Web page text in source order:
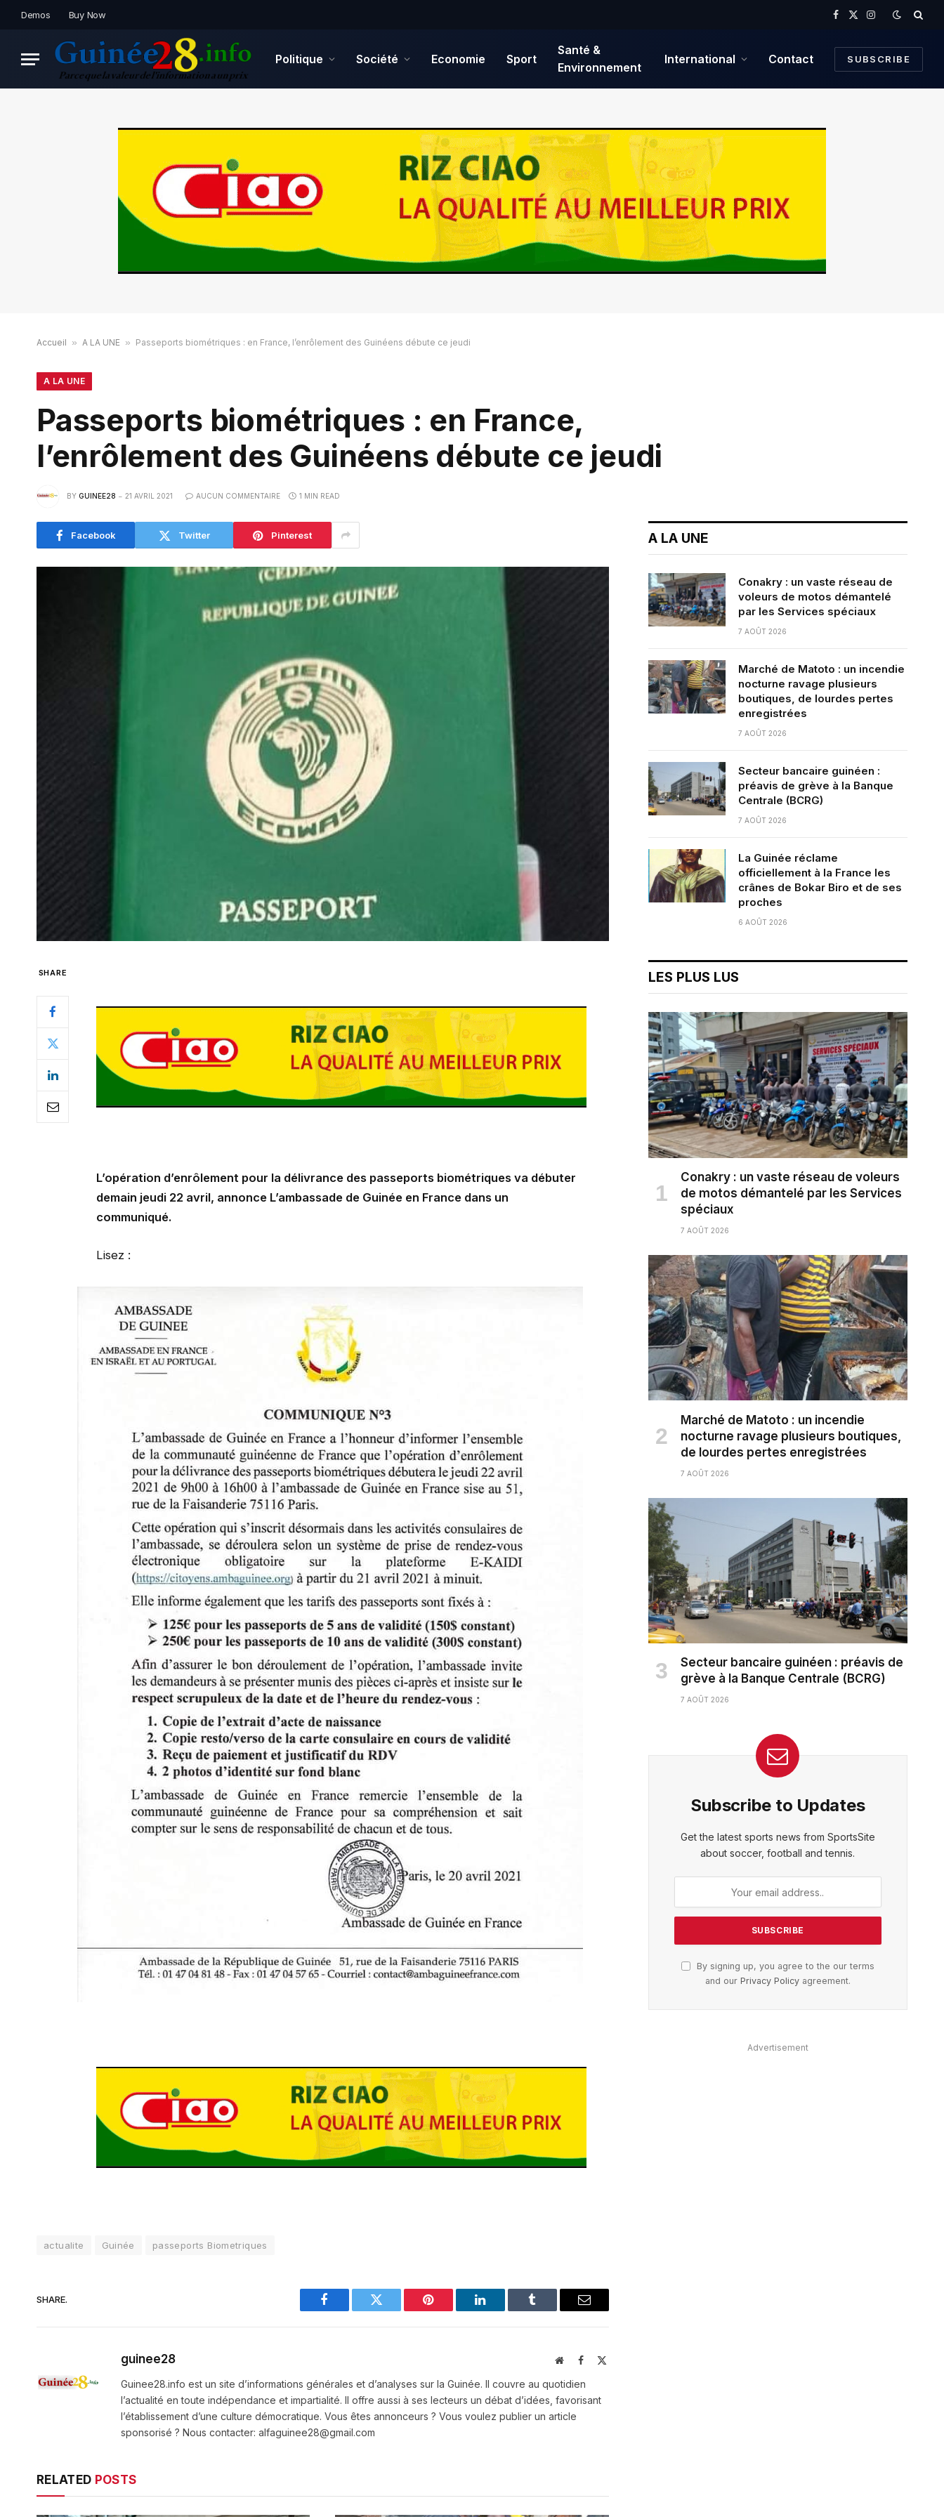
Demos Buy Now
Facebook
X
Instagram
Politique Société Economie Sport
Santé &
Environnement
International Contact SUBSCRIBE
Accueil » A LA UNE » Passeports biométriques : en France, l’enrôlement des Guinéens débute ce jeudi
A LA UNE
Passeports biométriques : en France,
l’enrôlement des Guinéens débute ce jeudi
BY GUINEE28 21 AVRIL 2021 AUCUN COMMENTAIRE 1 MIN READ
Facebook Twitter Pinterest
SHARE
L’opération d’enrôlement pour la délivrance des passeports biométriques va débuter
demain jeudi 22 avril, annonce L’ambassade de Guinée en France dans un
communiqué.
Lisez :
actualite Guinée passeports Biometriques
SHARE.
Facebook Twitter Pinterest LinkedIn Tumblr Email
guinee28 WebsiteFacebook
X
Guinee28.info est un site d’informations générales et d’analyses sur la Guinée. Il couvre au quotidien
l’actualité en toute indépendance et impartialité. Il offre aussi à ses lecteurs un débat d’idées, favorisant
l’établissement d’une culture démocratique. Vous êtes annonceurs ? Vous voulez publier un article
sponsorisé ? Nous contacter: alfaguinee28@gmail.com
RELATED POSTS
A LA UNE
Conakry : un vaste réseau de
voleurs de motos démantelé
par les Services spéciaux
7 AOÛT 2026
Marché de Matoto : un incendie
nocturne ravage plusieurs
boutiques, de lourdes pertes
enregistrées
7 AOÛT 2026
Secteur bancaire guinéen :
préavis de grève à la Banque
Centrale (BCRG)
7 AOÛT 2026
La Guinée réclame
officiellement à la France les
crânes de Bokar Biro et de ses
proches
6 AOÛT 2026
LES PLUS LUS
Conakry : un vaste réseau de voleurs
de motos démantelé par les Services
spéciaux
7 AOÛT 2026
Marché de Matoto : un incendie
nocturne ravage plusieurs boutiques,
de lourdes pertes enregistrées
7 AOÛT 2026
Secteur bancaire guinéen : préavis de
grève à la Banque Centrale (BCRG)
7 AOÛT 2026
Subscribe to Updates
Get the latest sports news from SportsSite
about soccer, football and tennis.
By signing up, you agree to the our terms
and our Privacy Policyagreement.
Advertisement